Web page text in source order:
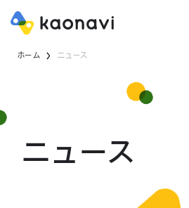
ホーム ニュース
ニュース